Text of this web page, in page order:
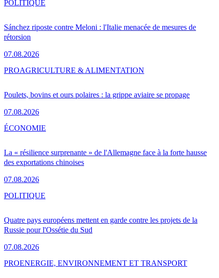
Sánchez riposte contre Meloni : l'Italie menacée de mesures de
rétorsion
07.08.2026
POLITIQUE
Poulets, bovins et ours polaires : la grippe aviaire se propage
07.08.2026
PROAGRICULTURE & ALIMENTATION
La « résilience surprenante » de l'Allemagne face à la forte hausse
des exportations chinoises
07.08.2026
ÉCONOMIE
Quatre pays européens mettent en garde contre les projets de la
Russie pour l'Ossétie du Sud
07.08.2026
POLITIQUE
PROENERGIE, ENVIRONNEMENT ET TRANSPORT